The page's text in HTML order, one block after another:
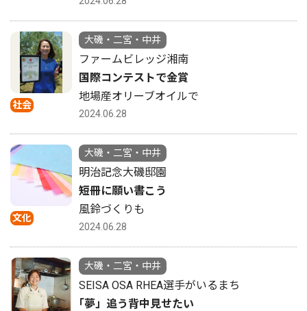
社会
大磯・二宮・中井
ファームビレッジ湘南
国際コンテストで金賞
地場産オリーブオイルで
2024.06.28
文化
大磯・二宮・中井
明治記念大磯邸園
短冊に願い書こう
風鈴づくりも
2024.06.28
大磯・二宮・中井
SEISA OSA RHEA選手がいるまち
｢夢」追う背中見せたい